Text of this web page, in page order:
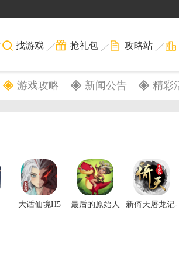
找游戏 抢礼包 攻略站
游戏攻略 新闻公告 精彩
大话仙境H5 最后的原始人 新倚天屠龙记-